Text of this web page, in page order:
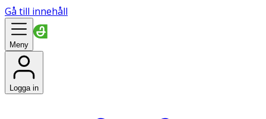
Gå till innehåll
Meny
Logga in